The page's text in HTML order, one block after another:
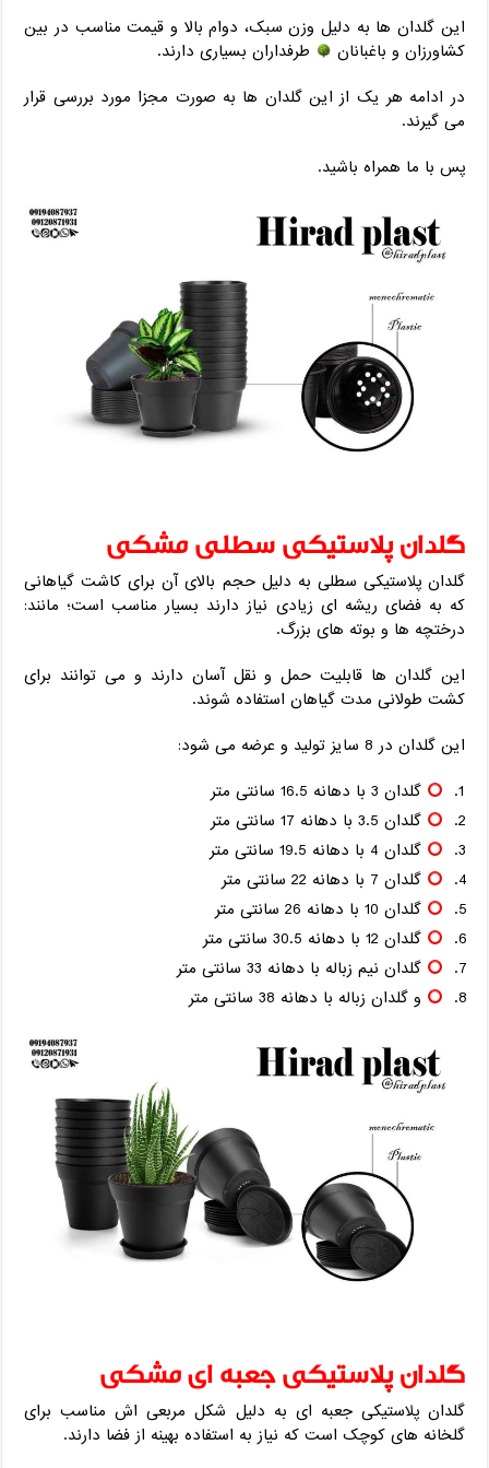
این گلدان ها به دلیل وزن سبک، دوام بالا و قیمت مناسب در بین
کشاورزان و باغبانان
طرفداران بسیاری دارند.
در ادامه هر یک از این گلدان ها به صورت مجزا مورد بررسی قرار
می گیرند.
پس با ما همراه باشید.
گلدان پلاستیکی سطلی مشکی
گلدان پلاستیکی سطلی به دلیل حجم بالای آن برای کاشت گیاهانی
که به فضای ریشه ای زیادی نیاز دارند بسیار مناسب است؛ مانند:
درختچه ها و بوته های بزرگ.
این گلدان ها قابلیت حمل و نقل آسان دارند و می توانند برای
کشت طولانی مدت گیاهان استفاده شوند.
این گلدان در 8 سایز تولید و عرضه می شود:
گلدان 3 با دهانه 16.5 سانتی متر
گلدان 3.5 با دهانه 17 سانتی متر
گلدان 4 با دهانه 19.5 سانتی متر
گلدان 7 با دهانه 22 سانتی متر
گلدان 10 با دهانه 26 سانتی متر
گلدان 12 با دهانه 30.5 سانتی متر
گلدان نیم زباله با دهانه 33 سانتی متر
و گلدان زباله با دهانه 38 سانتی متر
گلدان پلاستیکی جعبه ای مشکی
گلدان پلاستیکی جعبه ای به دلیل شکل مربعی اش مناسب برای
گلخانه های کوچک است که نیاز به استفاده بهینه از فضا دارند.